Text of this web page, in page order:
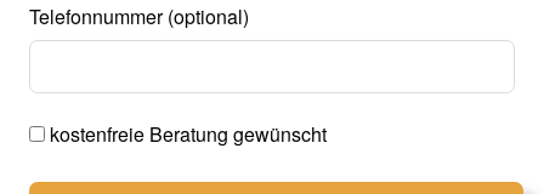
Telefonnummer (optional)
kostenfreie Beratung gewünscht